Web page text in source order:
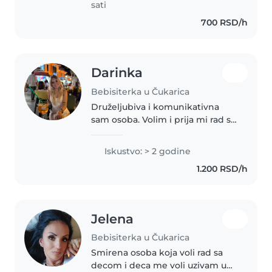
музичким активностима..
sati
700 RSD/h
Darinka
Bebisiterka u Čukarica
Druželjubiva i komunikativna
sam osoba. Volim i prija mi rad sa
svako da radi ovaj posao. Ovaj
Iskustvo: > 2 godine
1.200 RSD/h
Jelena
Bebisiterka u Čukarica
Smirena osoba koja voli rad sa
decom i deca me voli uzivam u